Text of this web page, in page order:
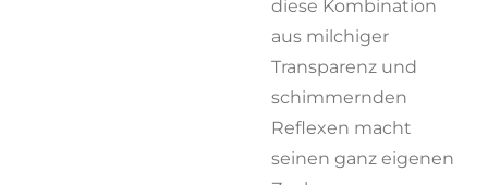
diese Kombination
aus milchiger
Transparenz und
schimmernden
Reflexen macht
seinen ganz eigenen